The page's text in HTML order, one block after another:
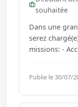
souhaitée
Dans une
serez
missions: -
livraisons
Réceptionner
Publie le 30/07/